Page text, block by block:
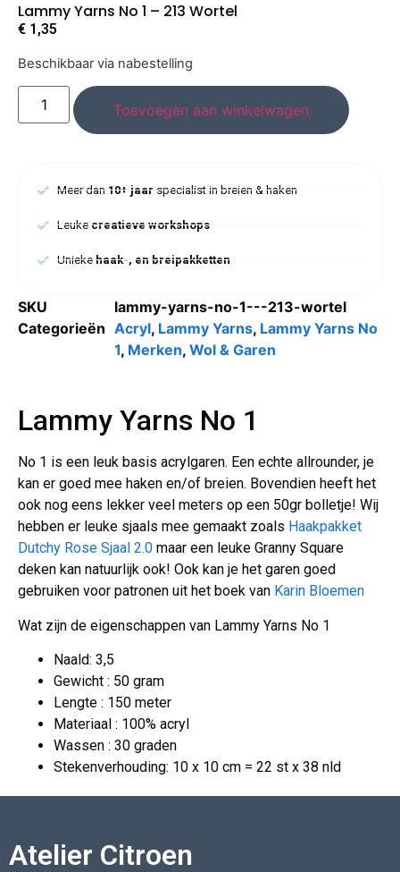
Lammy Yarns No 1 – 213 Wortel
€ 1,35
Beschikbaar via nabestelling
Toevoegen aan winkelwagen
Meer dan 10+ jaar specialist in breien & haken
Leuke creatieve workshops
Uniekehaak-, en breipakketten
SKU
lammy-yarns-no-1---213-wortel
Categorieën Acryl, Lammy Yarns, Lammy Yarns No
1, Merken, Wol & Garen
Lammy Yarns No 1
No 1 is een leuk basis acrylgaren. Een echte allrounder, je
kan er goed mee haken en/of breien. Bovendien heeft het
ook nog eens lekker veel meters op een 50gr bolletje! Wij
hebben er leuke sjaals mee gemaakt zoals Haakpakket
Dutchy Rose Sjaal 2.0 maar een leuke Granny Square
deken kan natuurlijk ook! Ook kan je het garen goed
gebruiken voor patronen uit het boek van Karin Bloemen
Wat zijn de eigenschappen van Lammy Yarns No 1
Naald: 3,5
Gewicht : 50 gram
Lengte : 150 meter
Materiaal : 100% acryl
Wassen : 30 graden
Stekenverhouding: 10 x 10 cm = 22 st x 38 nld
Atelier Citroen